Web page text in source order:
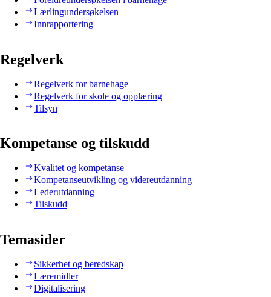
Lærlingundersøkelsen
Innrapportering
Regelverk
Regelverk for barnehage
Regelverk for skole og opplæring
Tilsyn
Kompetanse og tilskudd
Kvalitet og kompetanse
Kompetanseutvikling og videreutdanning
Lederutdanning
Tilskudd
Temasider
Sikkerhet og beredskap
Læremidler
Digitalisering